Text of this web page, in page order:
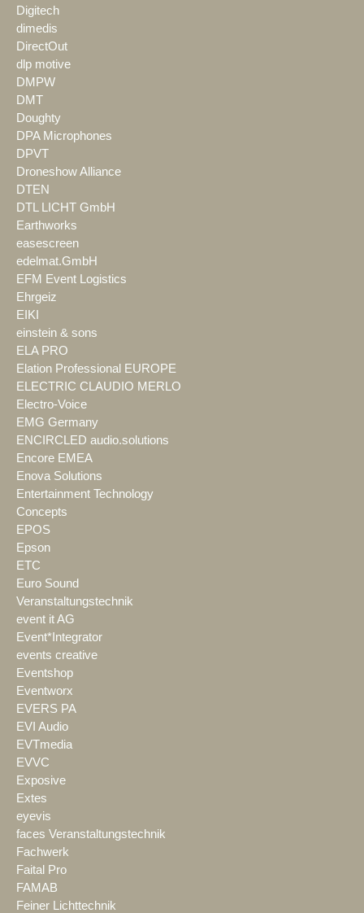
Digitech
dimedis
DirectOut
dlp motive
DMPW
DMT
Doughty
DPA Microphones
DPVT
Droneshow Alliance
DTEN
DTL LICHT GmbH
Earthworks
easescreen
edelmat.GmbH
EFM Event Logistics
Ehrgeiz
EIKI
einstein & sons
ELA PRO
Elation Professional EUROPE
ELECTRIC CLAUDIO MERLO
Electro-Voice
EMG Germany
ENCIRCLED audio.solutions
Encore EMEA
Enova Solutions
Entertainment Technology
Concepts
EPOS
Epson
ETC
Euro Sound
Veranstaltungstechnik
event it AG
Event*Integrator
events creative
Eventshop
Eventworx
EVERS PA
EVI Audio
EVTmedia
EVVC
Exposive
Extes
eyevis
faces Veranstaltungstechnik
Fachwerk
Faital Pro
FAMAB
Feiner Lichttechnik